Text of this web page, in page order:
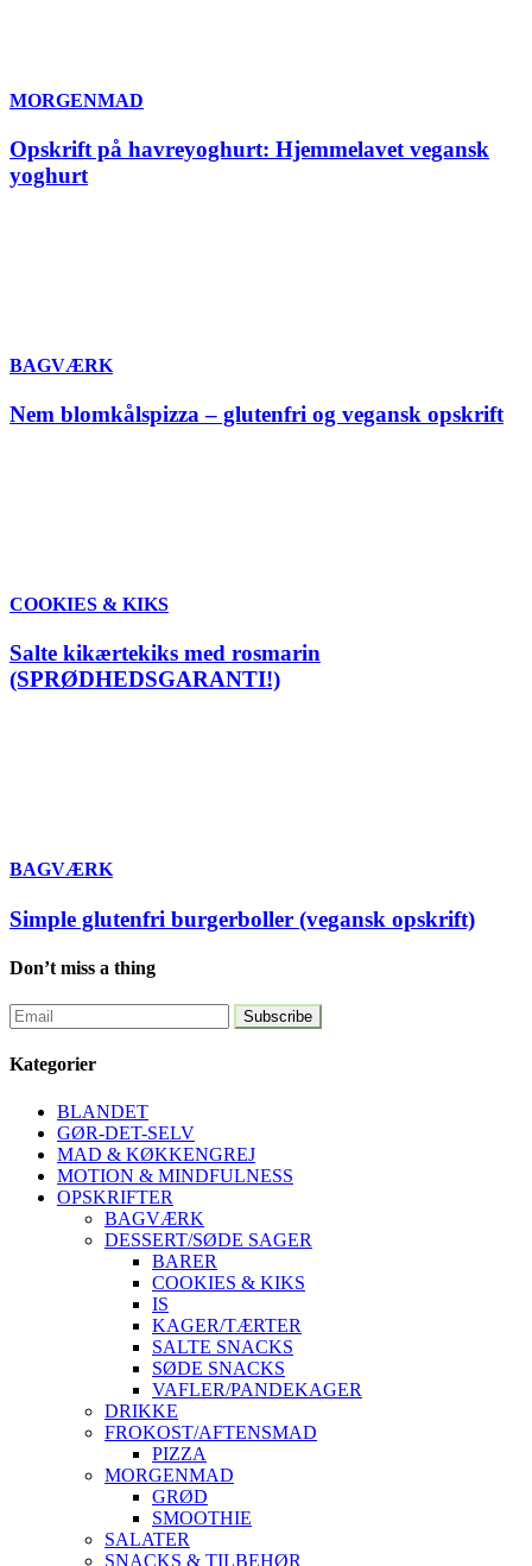
MORGENMAD
Opskrift på havreyoghurt: Hjemmelavet vegansk
yoghurt
BAGVÆRK
Nem blomkålspizza – glutenfri og vegansk opskrift
COOKIES & KIKS
Salte kikærtekiks med rosmarin
(SPRØDHEDSGARANTI!)
BAGVÆRK
Simple glutenfri burgerboller (vegansk opskrift)
Don’t miss a thing
Kategorier
BLANDET
GØR-DET-SELV
MAD & KØKKENGREJ
MOTION & MINDFULNESS
OPSKRIFTER
BAGVÆRK
DESSERT/SØDE SAGER
BARER
COOKIES & KIKS
IS
KAGER/TÆRTER
SALTE SNACKS
SØDE SNACKS
VAFLER/PANDEKAGER
DRIKKE
FROKOST/AFTENSMAD
PIZZA
MORGENMAD
GRØD
SMOOTHIE
SALATER
SNACKS & TILBEHØR